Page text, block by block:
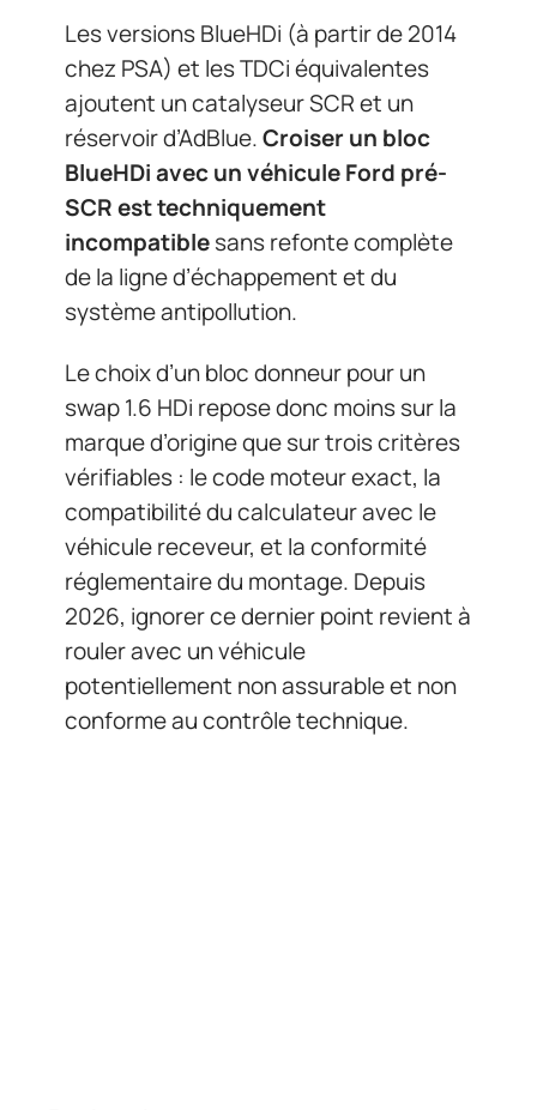
Les versions BlueHDi (à partir de 2014
chez PSA) et les TDCi équivalentes
ajoutent un catalyseur SCR et un
réservoir d’AdBlue.Croiser un bloc
BlueHDi avec un véhicule Ford pré-
SCR est techniquement
incompatiblesans refonte complète
de la ligne d’échappement et du
système antipollution.
Le choix d’un bloc donneur pour un
swap 1.6 HDi repose donc moins sur la
marque d’origine que sur trois critères
vérifiables : le code moteur exact, la
compatibilité du calculateur avec le
véhicule receveur, et la conformité
réglementaire du montage. Depuis
2026, ignorer ce dernier point revient à
rouler avec un véhicule
potentiellement non assurable et non
conforme au contrôle technique.